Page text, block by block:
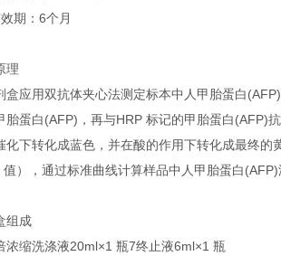
期：6个月
理
盒应用双抗体夹心法测定标本中人甲胎蛋白
胎蛋白(AFP)，再与HRP 标记的甲胎蛋白(AFP)
化下转化成蓝色，并在酸的作用下转化成最终
值），通过标准曲线计算样品中人甲胎蛋白
组成
浓缩洗涤液20ml×1 瓶7终止液6ml×1 瓶